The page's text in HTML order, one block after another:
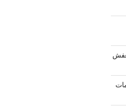
خدمات